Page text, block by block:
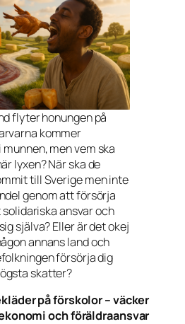
flyter honungen på
kommer
men vem ska
lyxen? När ska de
till Sverige men inte
genom att försörja
ansvar och
själva? Eller är det okej
annans land och
försörja dig
skatter?
på förskolor – väcker
och föräldraansvar